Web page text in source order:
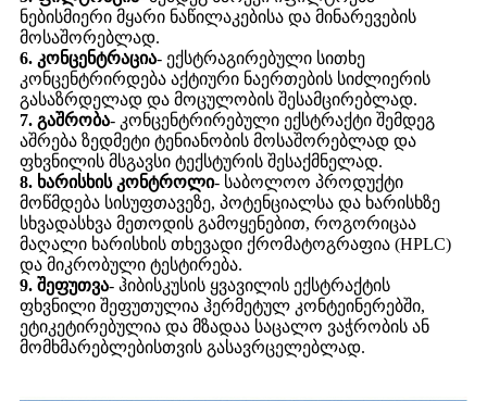
ნებისმიერი მყარი ნაწილაკებისა და მინარევების
მოსაშორებლად.
6. კონცენტრაცია- ექსტრაგირებული სითხე
კონცენტრირდება აქტიური ნაერთების სიძლიერის
გასაზრდელად და მოცულობის შესამცირებლად.
7. გაშრობა- კონცენტრირებული ექსტრაქტი შემდეგ
აშრება ზედმეტი ტენიანობის მოსაშორებლად და
ფხვნილის მსგავსი ტექსტურის შესაქმნელად.
8. ხარისხის კონტროლი- საბოლოო პროდუქტი
მოწმდება სისუფთავეზე, პოტენციალსა და ხარისხზე
სხვადასხვა მეთოდის გამოყენებით, როგორიცაა
მაღალი ხარისხის თხევადი ქრომატოგრაფია (HPLC)
და მიკრობული ტესტირება.
9. შეფუთვა- ჰიბისკუსის ყვავილის ექსტრაქტის
ფხვნილი შეფუთულია ჰერმეტულ კონტეინერებში,
ეტიკეტირებულია და მზადაა საცალო ვაჭრობის ან
მომხმარებლებისთვის გასავრცელებლად.